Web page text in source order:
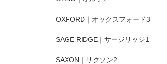
OXFORD｜オックスフォード3
SAGE RIDGE｜サージリッジ1
SAXON｜サクソン2